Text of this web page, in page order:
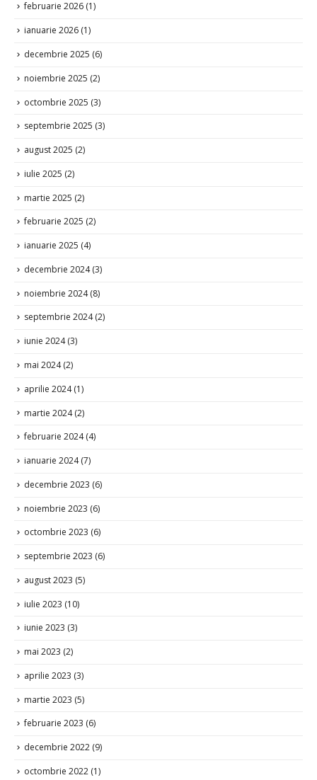
februarie 2026 (1)
ianuarie 2026 (1)
decembrie 2025 (6)
noiembrie 2025 (2)
octombrie 2025 (3)
septembrie 2025 (3)
august 2025 (2)
iulie 2025 (2)
martie 2025 (2)
februarie 2025 (2)
ianuarie 2025 (4)
decembrie 2024(3)
noiembrie 2024(8)
septembrie 2024(2)
iunie 2024(3)
mai 2024(2)
aprilie 2024(1)
martie 2024(2)
februarie 2024(4)
ianuarie 2024(7)
decembrie 2023 (6)
noiembrie 2023 (6)
octombrie 2023 (6)
septembrie 2023 (6)
august 2023 (5)
iulie 2023 (10)
iunie 2023 (3)
mai 2023 (2)
aprilie 2023 (3)
martie 2023 (5)
februarie 2023 (6)
decembrie 2022 (9)
octombrie 2022 (1)